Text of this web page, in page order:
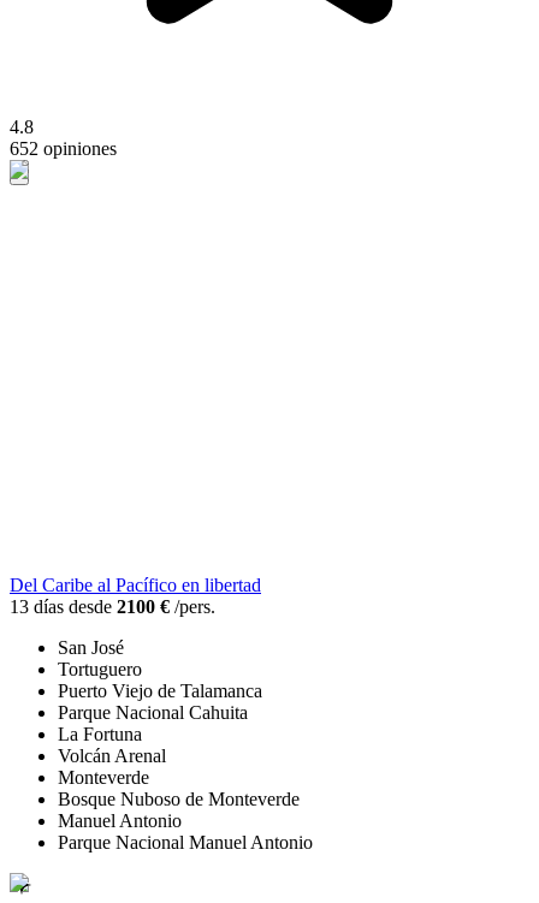
4.8
652 opiniones
Del Caribe al Pacífico en libertad
13 días desde 2100 € /pers.
San José
Tortuguero
Puerto Viejo de Talamanca
Parque Nacional Cahuita
La Fortuna
Volcán Arenal
Monteverde
Bosque Nuboso de Monteverde
Manuel Antonio
Parque Nacional Manuel Antonio